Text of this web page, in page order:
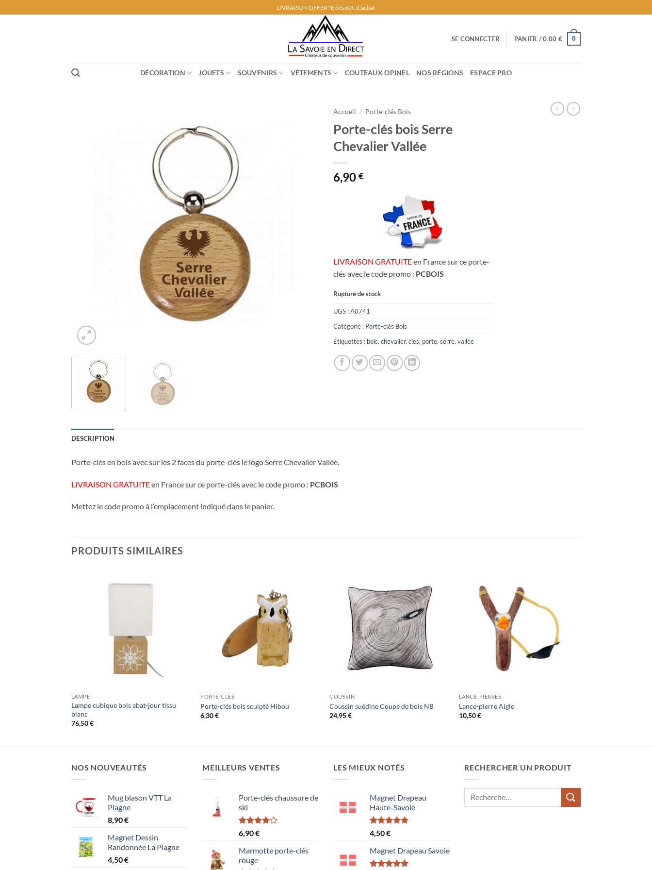
au
LIVRAISON OFFERTE dès 60€ d'achat
SE CONNECTER PANIER /0,00 € 0
DÉCORATION JOUETS SOUVENIRS VÊTEMENTS COUTEAUX OPINEL NOS RÉGIONS ESPACE PRO
Accueil / Porte-clés Bois
Porte-clés bois Serre
Chevalier Vallée
6,90 €
LIVRAISON GRATUITEen France sur ce porte-
clés avec le code promo : PCBOIS
Rupture de stock
UGS :A0741
Catégorie : Porte-clés Bois
Étiquettes : bois,chevalier,cles, porte,serre,vallee
DESCRIPTION
Porte-clés en bois avec sur les 2 faces du porte-clés le logo Serre Chevalier Vallée.
LIVRAISON GRATUITEen France sur ce porte-clés avec le code promo : PCBOIS
Mettez le code promo à l’emplacement indiqué dans le panier.
PRODUITS SIMILAIRES
LAMPE
Lampe cubique bois abat-jour tissu
blanc
76,50€
PORTE-CLÉS
Porte-clés bois sculpté Hibou
6,30€
COUSSIN
Coussin suédine Coupe de bois NB
24,95€
LANCE-PIERRES
Lance-pierre Aigle
10,50€
NOS NOUVEAUTÉS
Mug blason VTT La
Plagne
8,90€
Magnet Dessin
Randonnée La Plagne
4,50€
MEILLEURS VENTES
Porte-clés chaussure de
ski
Note
4.00
5
6,90€
Marmotte porte-clés
rouge
LES MIEUX NOTÉS
Magnet Drapeau
Haute-Savoie
Note5.00
sur 5
4,50€
Magnet Drapeau Savoie
RECHERCHER UN PRODUIT
Recherche